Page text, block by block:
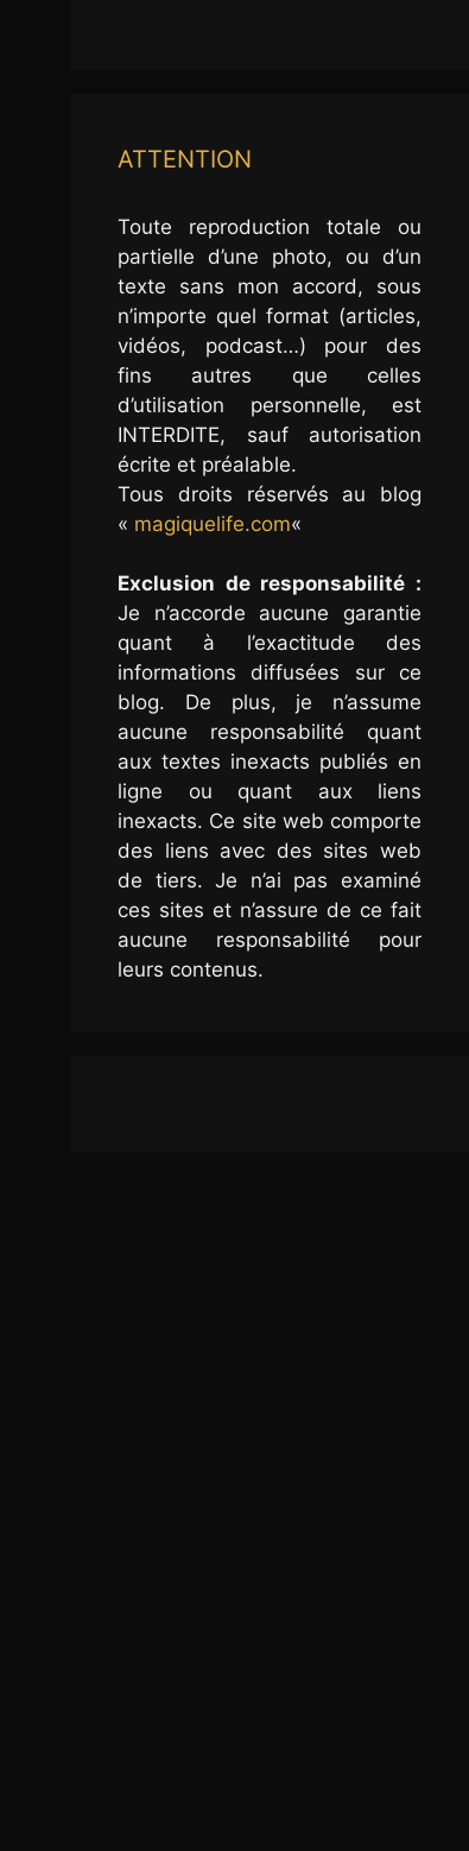
ATTENTION
Toute reproduction totale ou
partielle d’une photo, ou d’un
texte sans mon accord, sous
n’importe quel format (articles,
vidéos, podcast…) pour des
fins autres que celles
d’utilisation personnelle, est
INTERDITE, sauf autorisation
écrite et préalable.
Tous droits réservés au blog
« magiquelife.com«
Exclusion de responsabilité :
Je n’accorde aucune garantie
quant à l’exactitude des
informations diffusées sur ce
blog. De plus, je n’assume
aucune responsabilité quant
aux textes inexacts publiés en
ligne ou quant aux liens
inexacts. Ce site web comporte
des liens avec des sites web
de tiers. Je n’ai pas examiné
ces sites et n’assure de ce fait
aucune responsabilité pour
leurs contenus.